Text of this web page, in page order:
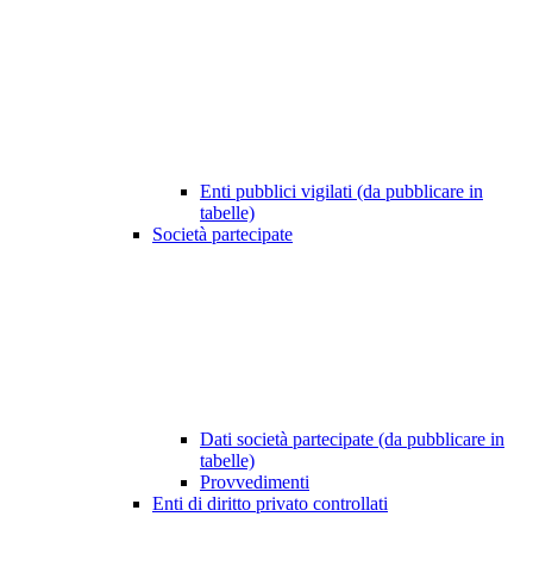
Enti pubblici vigilati (da pubblicare in
tabelle)
Società partecipate
Dati società partecipate (da pubblicare in
tabelle)
Provvedimenti
Enti di diritto privato controllati